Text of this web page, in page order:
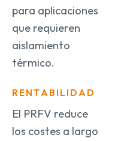
para aplicaciones
que requieren
aislamiento
térmico.
RENTABILIDAD
El PRFV reduce
los costes a largo